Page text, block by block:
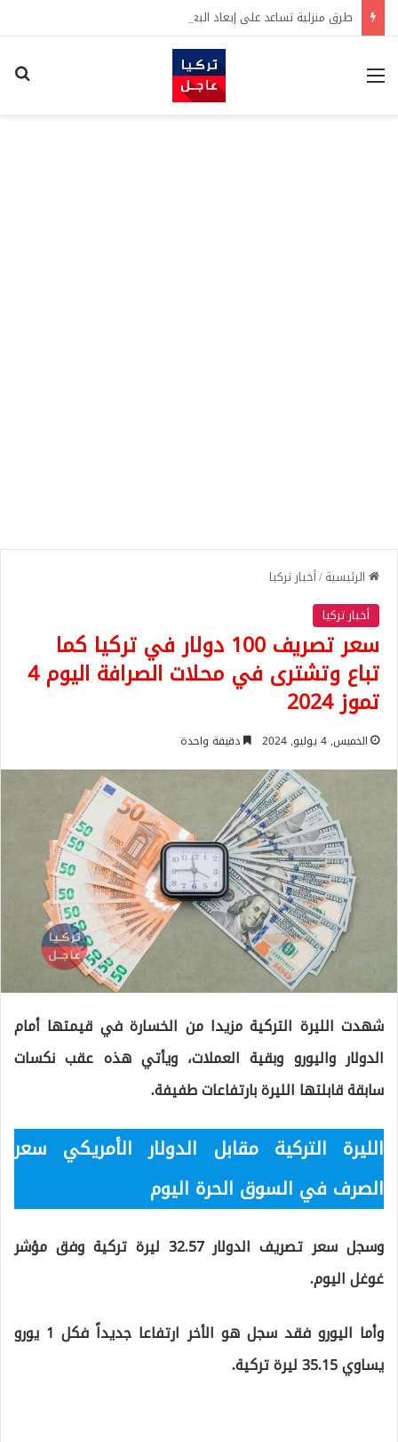
طرق منزلية تساعد على إبعاد البعوض عن المنزل في الصيف
القائمة
الرئيسية/أخبار تركيا
أخبار تركيا
سعر تصريف 100 دولار في تركيا كما
تباع وتشترى في محلات الصرافة اليوم 4
تموز 2024
الخميس, 4 يوليو, 2024 دقيقة واحدة
شهدت الليرة التركية مزيدا من الخسارة في قيمتها أمام
الدولار واليورو وبقية العملات، ويأتي هذه عقب نكسات
سابقة قابلتها الليرة بارتفاعات طفيفة.
الليرة التركية مقابل الدولار الأمريكي سعر
الصرف في السوق الحرة اليوم
وسجل سعر تصريف الدولار 32.57 ليرة تركية وفق مؤشر
غوغل اليوم.
وأما اليورو فقد سجل هو الأخر ارتفاعا جديداً فكل 1 يورو
يساوي 35.15 ليرة تركية.